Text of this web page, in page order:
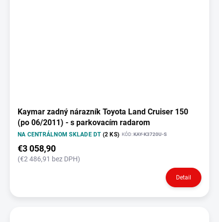
Kaymar zadný nárazník Toyota Land Cruiser 150
(po 06/2011) - s parkovacím radarom
NA CENTRÁLNOM SKLADE DT (2 KS) KÓD:KAY-K3720U-S
€3 058,90
(€2 486,91 bez DPH)
Detail